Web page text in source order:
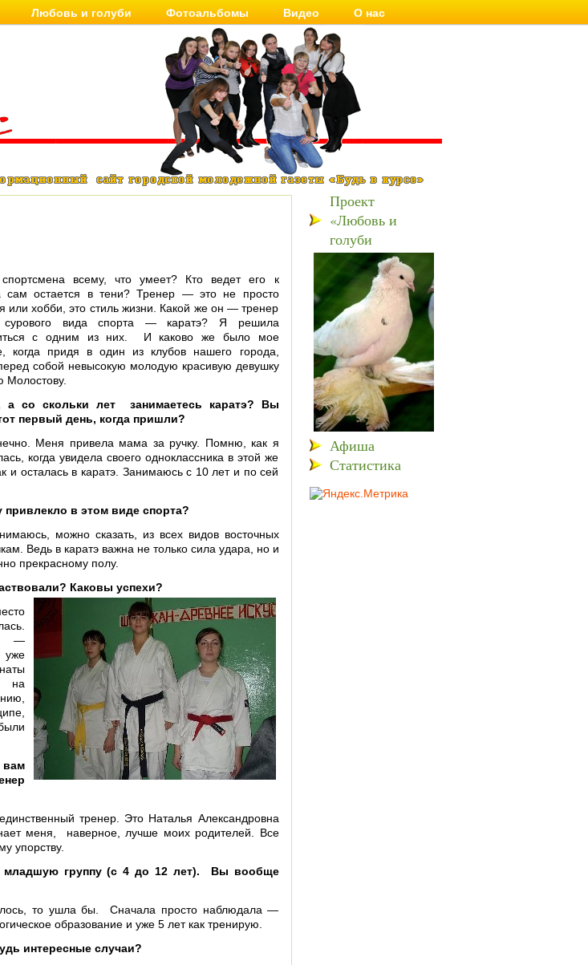
Любовь и голуби Фотоальбомы Видео О нас
всему, что умеет? Кто ведет его к
сам остается в тени? Тренер — это не просто
или хобби, это стиль жизни. Какой же он — тренер
сурового вида спорта — каратэ? Я решила
с одним из них. И каково же было мое
когда придя в один из клубов нашего города,
собой невысокую молодую красивую девушку
Молостову.
а со скольки лет занимаетесь каратэ? Вы
первый день, когда пришли?
Меня привела мама за ручку. Помню, как я
когда увидела своего одноклассника в этой же
и осталась в каратэ. Занимаюсь с 10 лет и по сей
в этом виде спорта?
можно сказать, из всех видов восточных
Ведь в каратэ важна не только сила удара, но и
прекрасному полу.
Каковы успехи?
—
на
тренер. Это Наталья Александровна
меня, наверное, лучше моих родителей. Все
упорству.
младшую группу (с 4 до 12 лет). Вы вообще
то ушла бы. Сначала просто наблюдала —
образование и уже 5 лет как тренирую.
интересные случаи?
Проект
«Любовь и
голуби
Афиша
Статистика